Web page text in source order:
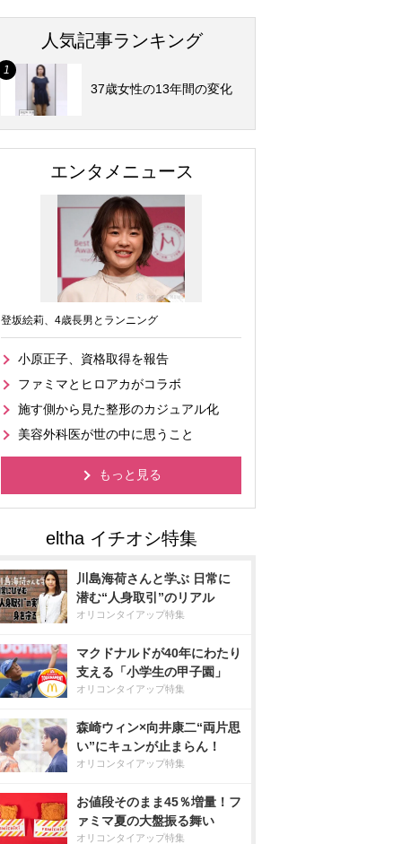
人気記事ランキング
37歳女性の13年間の変化
エンタメニュース
登坂絵莉、4歳長男とランニング
小原正子、資格取得を報告
ファミマとヒロアカがコラボ
施す側から見た整形のカジュアル化
美容外科医が世の中に思うこと
もっと見る
川島海荷さんと学ぶ 日常に
潜む“人身取引”のリアル
オリコンタイアップ特集
マクドナルドが40年にわたり
支える「小学生の甲子園」
オリコンタイアップ特集
森崎ウィン×向井康二“両片思
い”にキュンが止まらん！
オリコンタイアップ特集
お値段そのまま45％増量！フ
ァミマ夏の大盤振る舞い
オリコンタイアップ特集